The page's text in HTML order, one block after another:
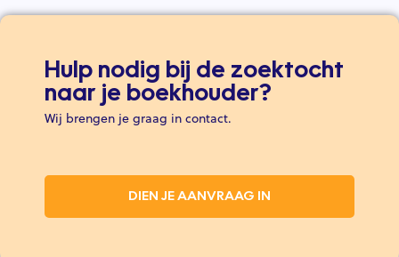
Hulp nodig bij de zoektocht
naar je boekhouder?
Wij brengen je graag in contact.
DIEN JE AANVRAAG IN